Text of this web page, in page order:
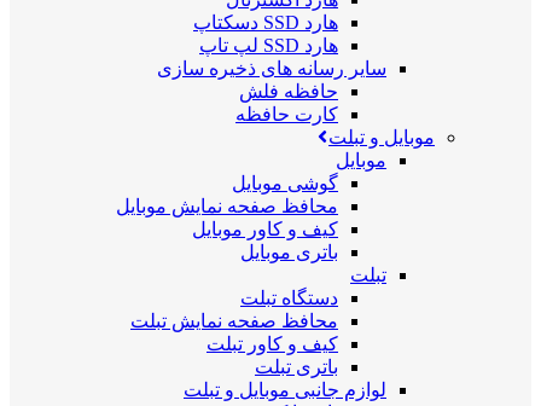
هارد SSD دسکتاپ
هارد SSD لپ تاپ
سایر رسانه های ذخیره سازی
حافظه فلش
کارت حافظه
موبایل و تبلت
موبایل
گوشی موبایل
محافظ صفحه نمایش موبایل
کیف و کاور موبایل
باتری موبایل
تبلت
دستگاه تبلت
محافظ صفحه نمایش تبلت
کیف و کاور تبلت
باتری تبلت
لوازم جانبی موبایل و تبلت